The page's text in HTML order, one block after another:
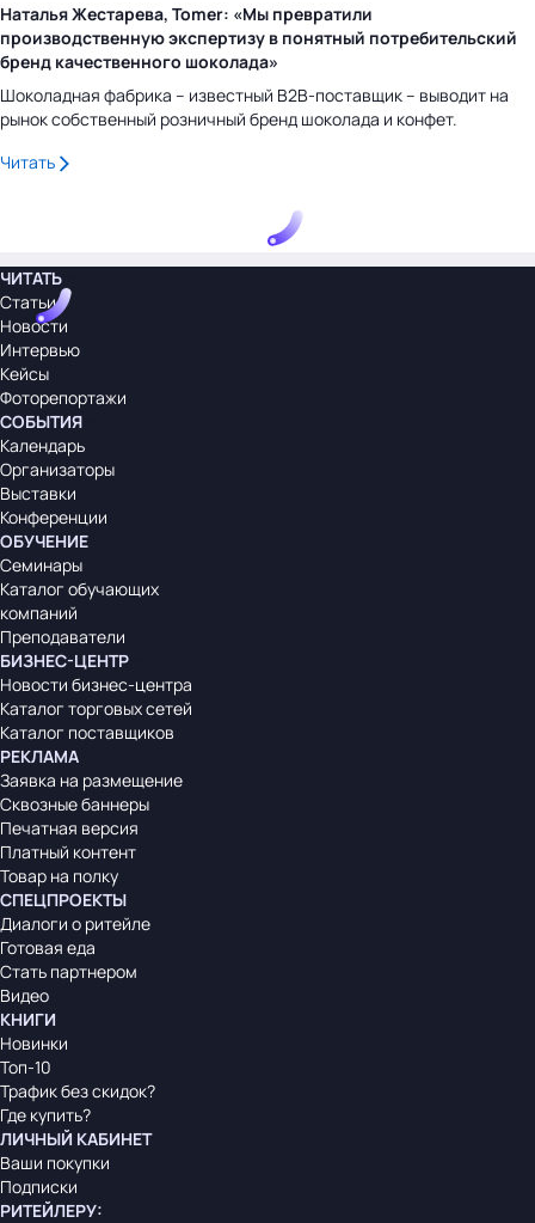
Наталья Жестарева, Tomer: «Мы превратили
производственную экспертизу в понятный потребительский
бренд качественного шоколада»
Шоколадная фабрика – известный B2B-поставщик – выводит на
рынок собственный розничный бренд шоколада и конфет.
Читать
ЧИТАТЬ
Статьи
Новости
Интервью
Кейсы
Фоторепортажи
СОБЫТИЯ
Календарь
Организаторы
Выставки
Конференции
ОБУЧЕНИЕ
Семинары
Каталог обучающих
компаний
Преподаватели
БИЗНЕС-ЦЕНТР
Новости бизнес-центра
Каталог торговых сетей
Каталог поставщиков
РЕКЛАМА
Заявка на размещение
Сквозные баннеры
Печатная версия
Платный контент
Товар на полку
СПЕЦПРОЕКТЫ
Диалоги о ритейле
Готовая еда
Стать партнером
Видео
КНИГИ
Новинки
Топ-10
Трафик без скидок?
Где купить?
ЛИЧНЫЙ КАБИНЕТ
Ваши покупки
Подписки
РИТЕЙЛЕРУ: